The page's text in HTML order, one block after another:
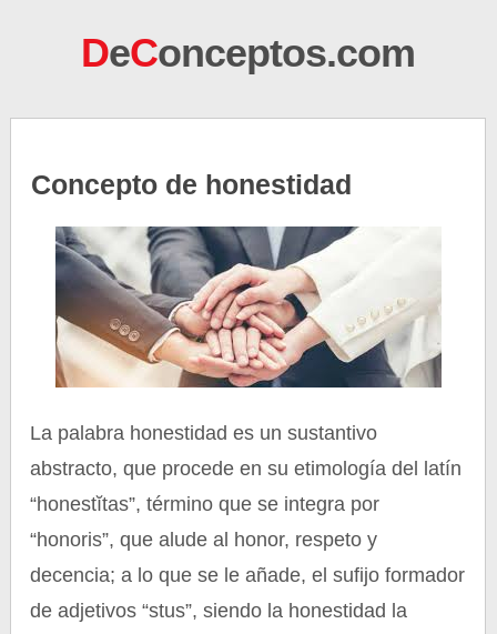
DeConceptos.com
Concepto de honestidad
La palabra honestidad es un sustantivo
abstracto, que procede en su etimología del latín
“honestĭtas”, término que se integra por
“honoris”, que alude al honor, respeto y
decencia; a lo que se le añade, el sufijo formador
de adjetivos “stus”, siendo la honestidad la